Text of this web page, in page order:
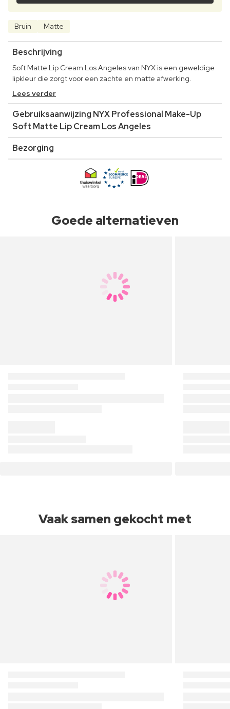
Bruin Matte
Beschrijving
Soft Matte Lip Cream Los Angeles van NYX is een geweldige
lipkleur die zorgt voor een zachte en matte afwerking.
Lees verder
Gebruiksaanwijzing NYX Professional Make-Up
Soft Matte Lip Cream Los Angeles
Bezorging
Goede alternatieven
Vaak samen gekocht met